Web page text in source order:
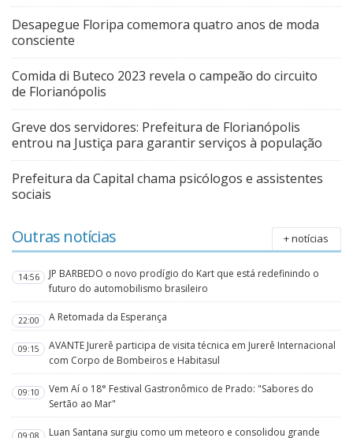
Desapegue Floripa comemora quatro anos de moda
consciente
Comida di Buteco 2023 revela o campeão do circuito
de Florianópolis
Greve dos servidores: Prefeitura de Florianópolis
entrou na Justiça para garantir serviços à população
Prefeitura da Capital chama psicólogos e assistentes
sociais
Outras notícias + notícias
14:56
JP BARBEDO o novo prodígio do Kart que está redefinindo o
futuro do automobilismo brasileiro
22:00 A Retomada da Esperança
09:15
AVANTE Jurerê participa de visita técnica em Jurerê Internacional
com Corpo de Bombeiros e Habitasul
09:10
Vem Aí o 18° Festival Gastronômico de Prado: "Sabores do
Sertão ao Mar"
09:08 Luan Santana surgiu como um meteoro e consolidou grande